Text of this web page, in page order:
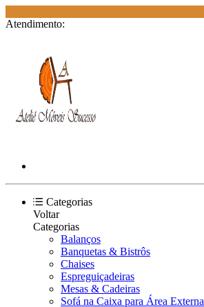
Atendimento:
Categorias
Voltar
Categorias
Balanços
Banquetas & Bistrôs
Chaises
Espreguiçadeiras
Mesas & Cadeiras
Sofá na Caixa para Área Externa